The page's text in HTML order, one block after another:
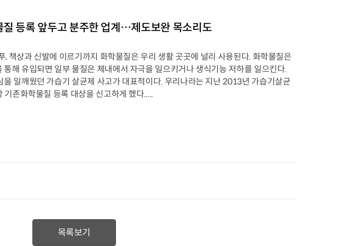
등록 앞두고 분주한 업계…제도보완 목소리도
, 책상과 신발에 이르기까지 화학물질은 우리 생활 곳곳에 널리 사용된다. 화학물질은
해 유입되면 일부 물질은 체내에서 자극을 일으키거나 생식기능 저하를 일으킨다.
일깨웠던 가습기 살균제 사고가 대표적이다. 우리나라는 지난 2013년 가습기살균
존화학물질 등록 대상을 신고하게 했다.....
목록보기